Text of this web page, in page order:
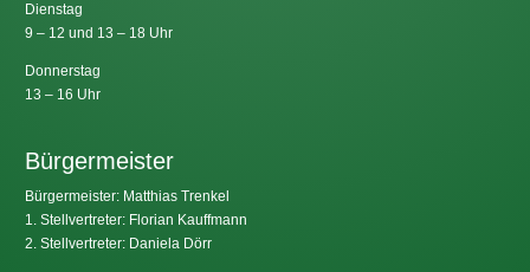
Dienstag
9 – 12 und 13 – 18 Uhr
Donnerstag
13 – 16 Uhr
Bürgermeister
Bürgermeister: Matthias Trenkel
1. Stellvertreter: Florian Kauffmann
2. Stellvertreter: Daniela Dörr